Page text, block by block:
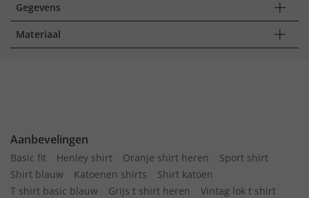
Gegevens
Materiaal
Aanbevelingen
Basic fit Henley shirt Oranje shirt heren
Sport shirt
Shirt blauw
Katoenen shirts
Shirt katoen
T shirt basic blauw
Grijs t shirt heren Vintag lok t shirt